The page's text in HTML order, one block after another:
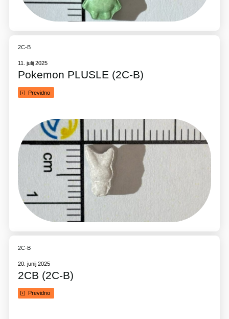
2C-B
11. julij 2025
Pokemon PLUSLE (2C-B)
Previdno
2C-B
20. junij 2025
2CB (2C-B)
Previdno